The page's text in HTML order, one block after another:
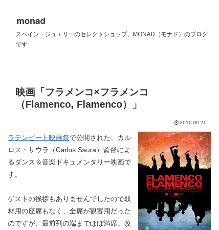
monad
スペイン・ジュエリーのセレクトショップ、MONAD（モナド）のブログ
です
映画「フラメンコ×フラメンコ
（Flamenco, Flamenco）」
2010.09.21
ラテンビート映画祭で公開された、カル
ロス・サウラ（Carlos Saura）監督によ
るダンス＆音楽ドキュメンタリー映画で
す。
ゲストの挨拶もありませんでしたので取
材用の座席もなく、全席が観客用だった
のですが、最前列の端までほぼ満席。改